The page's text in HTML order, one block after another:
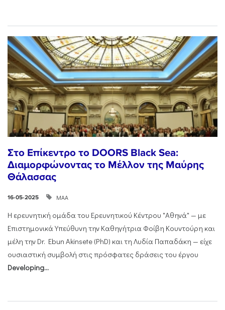
Στο Επίκεντρο το DOORS Black Sea:
Διαμορφώνοντας το Μέλλον της Μαύρης
Θάλασσας
16-05-2025 ΜΑΑ
Η ερευνητική ομάδα του Ερευνητικού Κέντρου "Αθηνά" — με
Επιστημονικά Υπεύθυνη την Καθηγήτρια Φοίβη Κουντούρη και
μέλη την Dr. Ebun Akinsete (PhD) και τη Λυδία Παπαδάκη — είχε
ουσιαστική συμβολή στις πρόσφατες δράσεις του έργου
Developing...